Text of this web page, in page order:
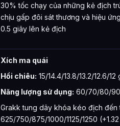
30% tốc chạy của những kẻ địch
chịu gấp đôi sát thương và hiệu
0.5 giây lên kẻ địch
Xích ma quái
Hồi chiêu: 15/14.4/13.8/13.2/12.6/12
Năng lượng sử dụng: 60/70/80/
Grakk tung dây khóa kéo địch đến
625/750/875/1000/1125/1250